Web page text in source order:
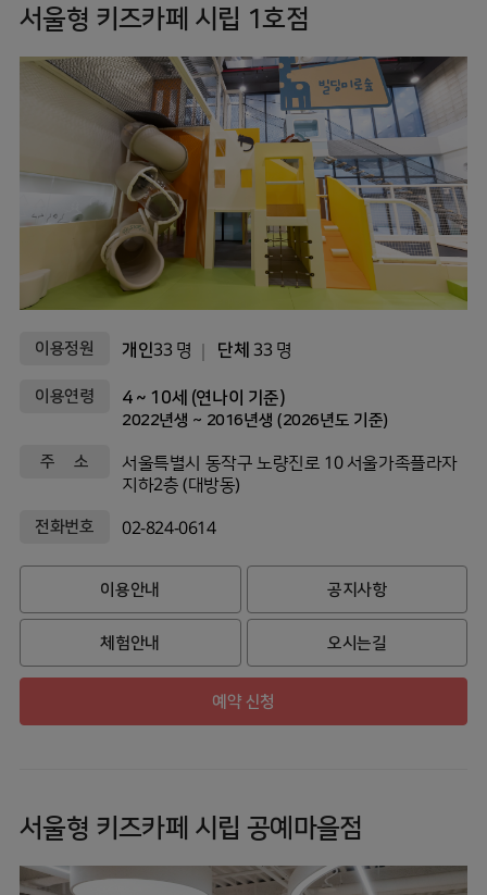
서울형 키즈카페 시립 1호점
이용정원 개인33 명 단체 33 명
이용연령 4 ~ 10세 (연나이 기준)
2022년생 ~ 2016년생 (2026년도 기준)
주 소
서울특별시 동작구 노량진로 10 서울가족플라자
지하2층 (대방동)
전화번호 02-824-0614
이용안내 공지사항
체험안내 오시는길
예약 신청
서울형 키즈카페 시립 공예마을점